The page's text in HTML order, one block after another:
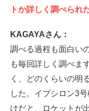
トか詳しく調べられ
KAGAYAさん：
調べる過程も面白い
も毎回詳しく調べま
く、どのくらいの明
した。イプシロン3
けだと、ロケットが